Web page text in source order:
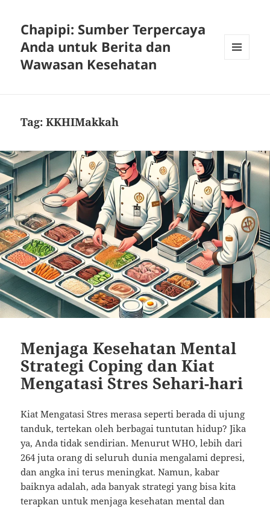
Chapipi: Sumber Terpercaya
Anda untuk Berita dan
Wawasan Kesehatan
Tag:KKHIMakkah
Menjaga Kesehatan Mental
Strategi Coping dan Kiat
Mengatasi Stres Sehari-hari
Kiat Mengatasi Stres merasa seperti berada di ujung
tanduk, tertekan oleh berbagai tuntutan hidup? Jika
ya, Anda tidak sendirian. Menurut WHO, lebih dari
264 juta orang di seluruh dunia mengalami depresi,
dan angka ini terus meningkat. Namun, kabar
baiknya adalah, ada banyak strategi yang bisa kita
terapkan untuk menjaga kesehatan mental dan